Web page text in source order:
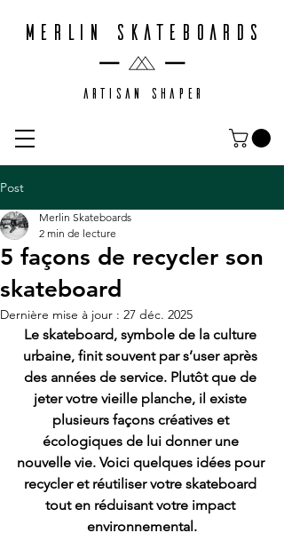
MERLIN SKATEBOARDS
ARTISAN SHAPER
Post
5 façons de recycler son
skateboard
Merlin Skateboards
2 min de lecture
Dernière mise à jour : 27 déc. 2025
Le skateboard, symbole de la culture
urbaine, finit souvent par s’user après
des années de service. Plutôt que de
jeter votre vieille planche, il existe
plusieurs façons créatives et
écologiques de lui donner une
nouvelle vie. Voici quelques idées pour
recycler et réutiliser votre skateboard
tout en réduisant votre impact
environnemental.